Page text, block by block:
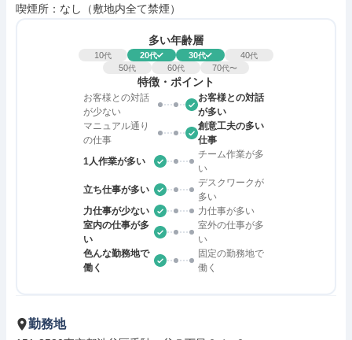
喫煙所：なし（敷地内全て禁煙）
多い年齢層
10代 20代 30代 40代
50代 60代 70代〜
特徴・ポイント
お客様との対話
が少ない
お客様との対話
が多い
マニュアル通り
の仕事
創意工夫の多い
仕事
1人作業が多い
チーム作業が多
い
立ち仕事が多い
デスクワークが
多い
力仕事が少ない
力仕事が多い
室内の仕事が多
い
室外の仕事が多
い
色んな勤務地で
働く
固定の勤務地で
働く
勤務地